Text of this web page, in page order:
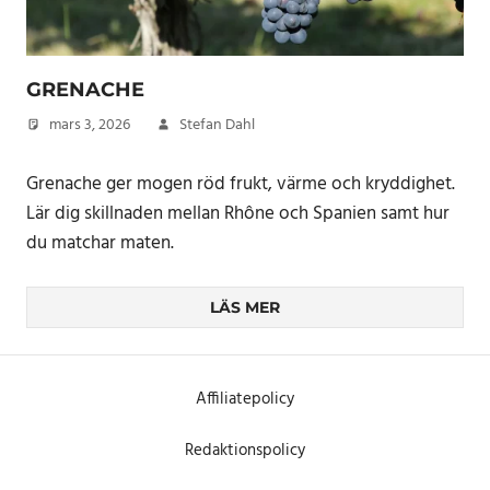
GRENACHE
mars 3, 2026 Stefan Dahl
Grenache ger mogen röd frukt, värme och kryddighet.
Lär dig skillnaden mellan Rhône och Spanien samt hur
du matchar maten.
LÄS MER
Affiliatepolicy
Redaktionspolicy